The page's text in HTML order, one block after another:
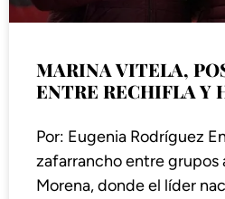
MARINA VITELA,
ENTRE RECHIFLA Y
Por: Eugenia Rodríguez
zafarrancho entre grupos
Morena, donde el líder